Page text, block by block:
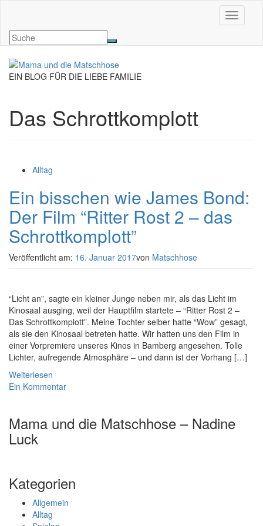
EIN BLOG FÜR DIE LIEBE FAMILIE
Das Schrottkomplott
Alltag
Ein bisschen wie James Bond:
Der Film “Ritter Rost 2 – das
Schrottkomplott”
Veröffentlicht am: 16. Januar 2017von Matschhose
“Licht an”, sagte ein kleiner Junge neben mir, als das Licht im
Kinosaal ausging, weil der Hauptfilm startete – “Ritter Rost 2 –
Das Schrottkomplott”. Meine Tochter selber hatte “Wow” gesagt,
als sie den Kinosaal betreten hatte. Wir hatten uns den Film in
einer Vorpremiere unseres Kinos in Bamberg angesehen. Tolle
Lichter, aufregende Atmosphäre – und dann ist der Vorhang […]
Weiterlesen
Ein Kommentar
Mama und die Matschhose – Nadine
Luck
Kategorien
Allgemein
Alltag